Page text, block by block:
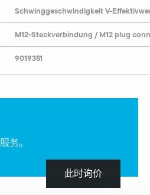
Schwinggeschwindigkeit V-
M12-Steckverbindung / M12 plug
9019351
务。
此时询价